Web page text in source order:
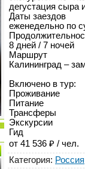
дегустация сыра
Даты заездов
еженедельно по
8 дней / 7 ночей
Маршрут
Калининград –
Включено в тур:
Проживание
Питание
Трансферы
Экскурсии
Гид
от 41 536 ₽ / чел.
Категория: Россия